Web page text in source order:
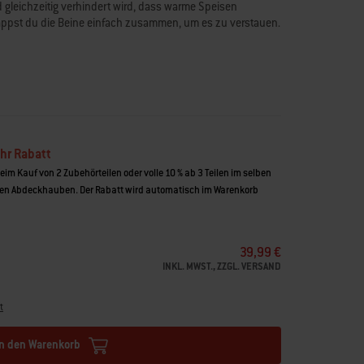
verhindert wird, dass warme Speisen
du die Beine einfach zusammen, um es zu verstauen.
Anheben der Lebensmittel
Rabatt
Kauf von 2 Zubehörteilen oder volle 10 % ab 3 Teilen im selben
Abdeckhauben. Der Rabatt wird automatisch im Warenkorb
39,99 €
INKL. MWST., ZZGL. VERSAND
den Warenkorb